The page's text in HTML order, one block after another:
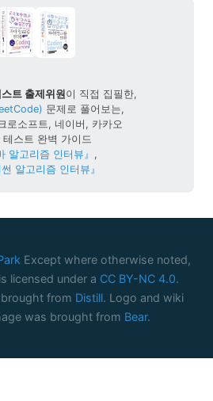
트 출제위원이 직접 집필한,
문제로 풀어보는,
로소프트, 네이버, 카카오
테스트 완벽 가이드
알고리즘 인터뷰』 ,
썬 알고리즘 인터뷰』
Except where otherwise noted,
licensed under a CC BY-NC 4.0.
from Distill. Logo and wiki
was brought from Bear.